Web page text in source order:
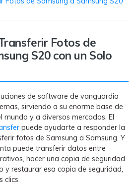
Business sin restablecer los
de fábrica.
App
datos del teléfono, de
y archivos entre dispositivos
te tiene al tanto de todo en
Fotos de
S20 con un Solo
de software de vanguardia
sirviendo a su enorme base de
mundo y a diversos mercados. El
puede ayudarte a responder la
fotos de Samsung a Samsung. Y
puede transferir datos entre
hacer una copia de seguridad
y restaurar esa copia de seguridad,
clics.